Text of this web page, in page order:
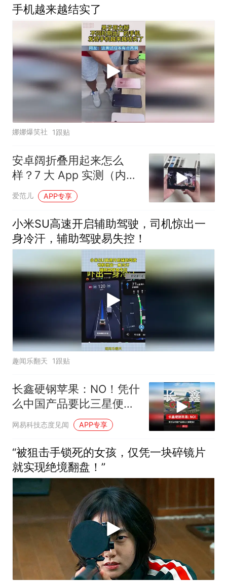
手机越来越结实了
娜娜爆笑社 1跟贴
安卓阔折叠用起来怎么
样？7 大 App 实测（内屏
篇）
爱范儿 APP专享
小米SU高速开启辅助驾驶，司机惊出一
身冷汗，辅助驾驶易失控！
趣闻乐翻天 1跟贴
长鑫硬钢苹果：NO！凭什
么中国产品要比三星便
宜！
网易科技态度见闻 APP专享
“被狙击手锁死的女孩，仅凭一块碎镜片
就实现绝境翻盘！”